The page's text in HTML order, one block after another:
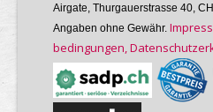
Airgate, Thurgauer­strasse 40,
Angaben ohne Gewähr.
bedin­gungen,